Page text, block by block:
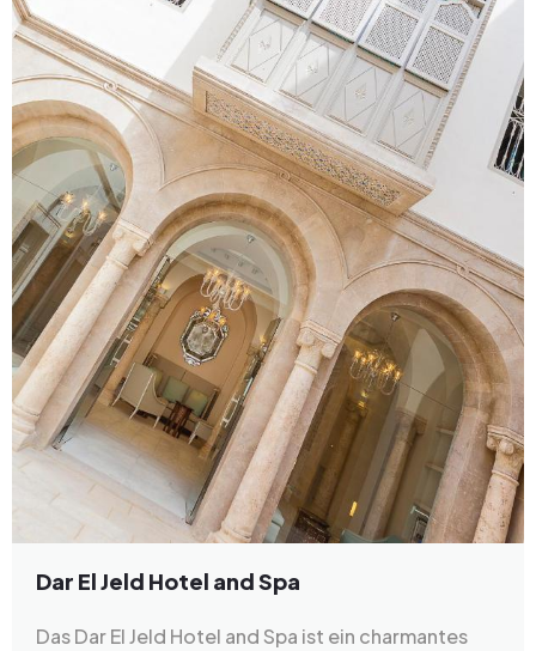
Dar El Jeld Hotel and Spa
Das Dar El Jeld Hotel and Spa ist ein charmantes